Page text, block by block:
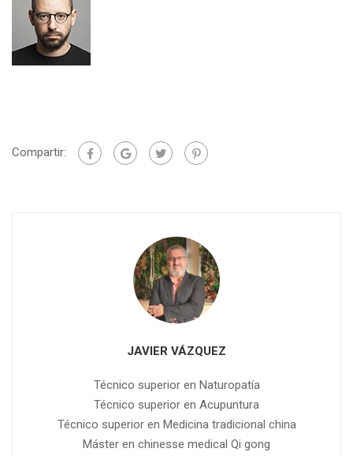
Compartir:
JAVIER VÁZQUEZ
Técnico superior en Naturopatía
Técnico superior en Acupuntura
Técnico superior en Medicina tradicional china
Máster en chinesse medical Qi gong